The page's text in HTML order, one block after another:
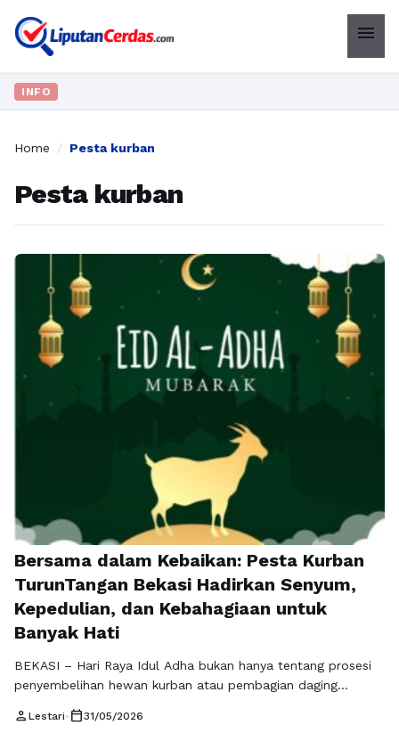
menu
INFO
Home / Pesta kurban
Pesta kurban
Bersama dalam Kebaikan: Pesta Kurban
TurunTangan Bekasi Hadirkan Senyum,
Kepedulian, dan Kebahagiaan untuk
Banyak Hati
BEKASI – Hari Raya Idul Adha bukan hanya tentang prosesi
penyembelihan hewan kurban atau pembagian daging
momentum untuk memperkuat rasa kepedulian, mempererat
person Lestari• calendar_today31/05/2026